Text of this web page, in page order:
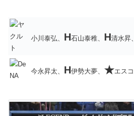
小川泰弘、 H石山泰稚、 H清水昇、
今永昇太、 H伊勢大夢、 ★エス